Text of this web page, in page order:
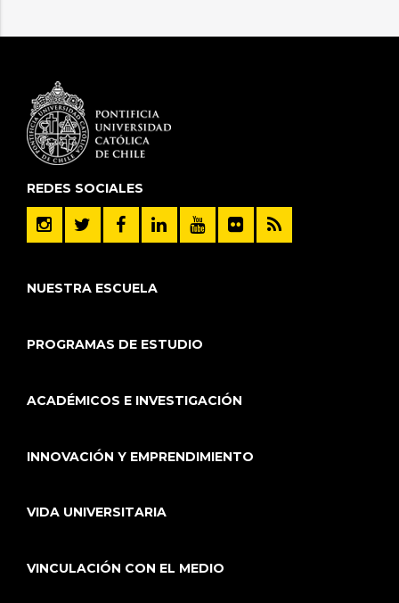
REDES SOCIALES
NUESTRA ESCUELA
PROGRAMAS DE ESTUDIO
ACADÉMICOS E INVESTIGACIÓN
INNOVACIÓN Y EMPRENDIMIENTO
VIDA UNIVERSITARIA
VINCULACIÓN CON EL MEDIO